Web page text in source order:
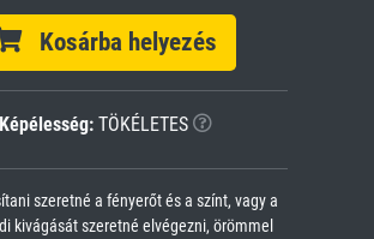
Kosárba helyezés
Képélesség: TÖKÉLETES
szeretné a fényerőt és a színt, vagy a
kivágását szeretné elvégezni, örömmel